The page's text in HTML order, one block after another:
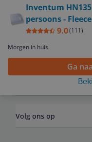
Inventum
persoons -
9.0(111)
Morgen in huis
Ga
Service
Algemeen
Volg ons op